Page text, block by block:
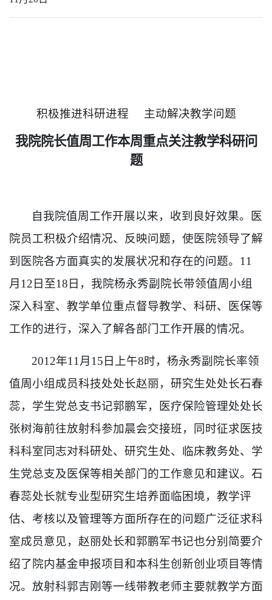
积极推进科研进程 主动解决教学问题
我院院长值周工作本周重点关注教学科研问
题
自我院值周工作开展以来，收到良好效果。医
院员工积极介绍情况、反映问题，使医院领导了解
到医院各方面真实的发展状况和存在的问题。 11
月 12日至18日，我院杨永秀副院长带领值周小组
深入科室、教学单位重点督导教学、科研、医保等
工作的进行，深入了解各部门工作开展的情况。
2012年11 月 15日上午8时，杨永秀副院长率领
值周小组成员科技处处长赵丽，研究生处处长石春
蕊，学生党总支书记郭鹏军，医疗保险管理处处长
张树海前往放射科参加晨会交接班，同时征求医技
科科室同志对科研处、研究生处、临床教务处、学
生党总支及医保等相关部门的工作意见和建议。石
春蕊处长就专业型研究生培养面临困境，教学评
估、考核以及管理等方面所存在的问题广泛征求科
室成员意见，赵丽处长和郭鹏军书记也分别简要介
绍了院内基金申报项目和本科生创新创业项目等情
况。放射科郭吉刚等一线带教老师主要就教学方面